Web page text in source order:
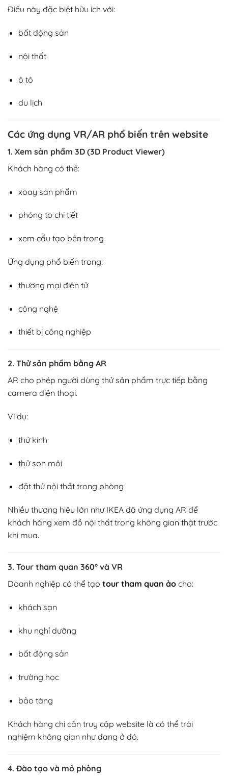
Điều này đặc biệt hữu ích với:
bất động sản
nội thất
ô tô
du lịch
Các ứng dụng VR/AR phổ biến trên website
1. Xem sản phẩm 3D (3D Product Viewer)
Khách hàng có thể:
xoay sản phẩm
phóng to chi tiết
xem cấu tạo bên trong
Ứng dụng phổ biến trong:
thương mại điện tử
công nghệ
thiết bị công nghiệp
2. Thử sản phẩm bằng AR
AR cho phép người dùng thử sản phẩm trực tiếp bằng
camera điện thoại.
Ví dụ:
thử kính
thử son môi
đặt thử nội thất trong phòng
Nhiều thương hiệu lớn như IKEA đã ứng dụng AR để
khách hàng xem đồ nội thất trong không gian thật trước
khi mua.
3. Tour tham quan 360° và VR
Doanh nghiệp có thể tạo tour tham quan ảo cho:
khách sạn
khu nghỉ dưỡng
bất động sản
trường học
bảo tàng
Khách hàng chỉ cần truy cập website là có thể trải
nghiệm không gian như đang ở đó.
4. Đào tạo và mô phỏng